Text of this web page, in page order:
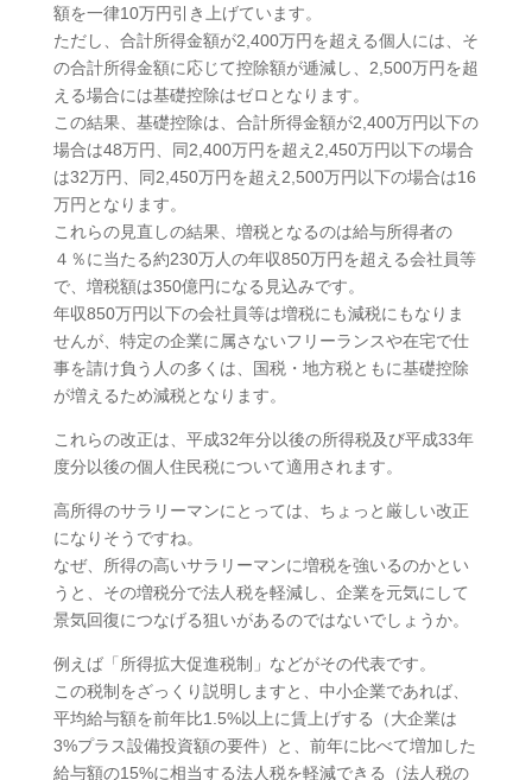
額を一律10万円引き上げています。
ただし、合計所得金額が2,400万円を超える個人には、そ
の合計所得金額に応じて控除額が逓減し、2,500万円を超
える場合には基礎控除はゼロとなります。
この結果、基礎控除は、合計所得金額が2,400万円以下の
場合は48万円、同2,400万円を超え2,450万円以下の場合
は32万円、同2,450万円を超え2,500万円以下の場合は16
万円となります。
これらの見直しの結果、増税となるのは給与所得者の
４％に当たる約230万人の年収850万円を超える会社員等
で、増税額は350億円になる見込みです。
年収850万円以下の会社員等は増税にも減税にもなりま
せんが、特定の企業に属さないフリーランスや在宅で仕
事を請け負う人の多くは、国税・地方税ともに基礎控除
が増えるため減税となります。
これらの改正は、平成32年分以後の所得税及び平成33年
度分以後の個人住民税について適用されます。
高所得のサラリーマンにとっては、ちょっと厳しい改正
になりそうですね。
なぜ、所得の高いサラリーマンに増税を強いるのかとい
うと、その増税分で法人税を軽減し、企業を元気にして
景気回復につなげる狙いがあるのではないでしょうか。
例えば「所得拡大促進税制」などがその代表です。
この税制をざっくり説明しますと、中小企業であれば、
平均給与額を前年比1.5%以上に賃上げする（大企業は
3%プラス設備投資額の要件）と、前年に比べて増加した
給与額の15%に相当する法人税を軽減できる（法人税の